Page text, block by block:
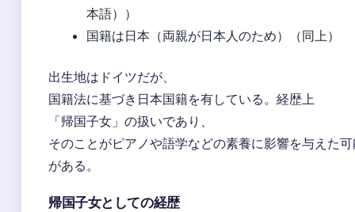
本語））
国籍は日本（両親が日本人のため）（同上）
出生地はドイツだが、
国籍法に基づき日本国籍を有している。経歴上
「帰国子女」の扱いであり、
そのことがピアノや語学などの素養に影響を与えた
がある。
帰国子女としての経歴